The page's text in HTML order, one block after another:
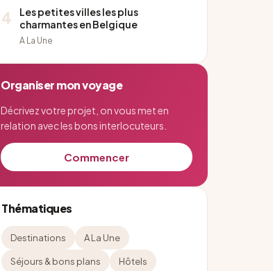
4
Les petites villes les plus
charmantes en Belgique
A La Une
Organiser mon voyage
Décrivez votre projet, on vous met en
relation avec les bons interlocuteurs.
Commencer
Thématiques
Destinations A La Une
Séjours & bons plans Hôtels